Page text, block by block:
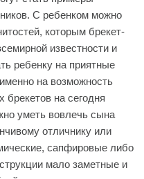
С ребенком можно
которым брекет-
известности и
ребенку на приятные
на возможность
на сегодня
уметь вовлечь сына
отличнику или
сапфировые либо
мало заметные и